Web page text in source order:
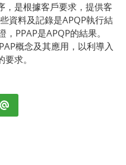
，是根據客戶要求，提供客
資料及記錄是APQP執行結
PPAP是APQP的結果。
概念及其應用，以利導入
求。